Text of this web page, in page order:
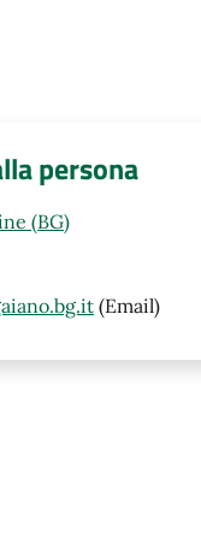
persona
(BG)
(Email)